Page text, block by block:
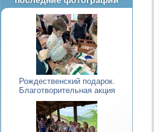
Рождественский подарок.
Благотворительная акция